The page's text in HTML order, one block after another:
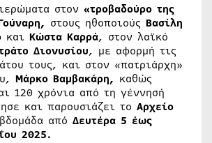
στον «τροβαδούρο της
στους ηθοποιούς Βασίλη
και Κώστα Καρρά, στον λαϊκό
Διονυσίου, με αφορμή τις
τους, και στον «πατριάρχη»
Μάρκο Βαμβακάρη, καθώς
120 χρόνια από τη γέννησή
και παρουσιάζει το Αρχείο
από Δευτέρα 5 έως
2025.